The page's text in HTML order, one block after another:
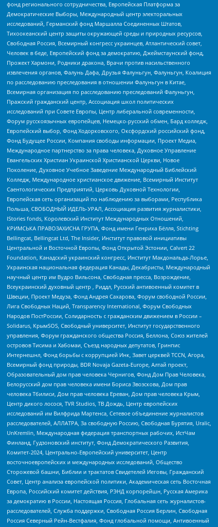
фонд регионального сотрудничества, Европейская Платформа за
Демократические Выборы, Международный центр электоральных
исследований, Германский фонд Маршалла Соединенных Штатов,
Тихоокеанский центр защиты окружающей среды и природных ресурсов,
Свободная Россия, Всемирный конгресс украинцев, Атлантический совет,
Человек в беде, Европейский фонд за демократию, Джеймстаунский фонд,
Прожект Хармони, Родники дракона, Врачи против насильственного
извлечения органов, Фалунь Дафа, Друзья Фалуньгун, Фалуньгун, Коалиция
по расследованию преследования в отношении Фалуньгун в Китае,
Всемирная организация по расследованию преследований Фалуньгун,
Пражский гражданский центр, Ассоциация школ политических
исследований при Совете Европы, Центр либеральной современности,
Форум русскоязычных европейцев, Немецко-русский обмен, Бард колледж,
Европейский выбор, Фонд Ходорковского, Оксфордский российский фонд,
Фонд Будущее России, Компания свободы информации, Проект Медиа,
Международное партнерство за права человека, Духовное Управление
Евангельских Христиан Украинской Христианской Церкви, Новое
Поколение, Духовное Учебное Заведение Международный Библейский
Колледж, Международное христианское движение, Всемирный Институт
Саентологических Предприятий, Церковь Духовной Технологии,
Европейская сеть организаций по наблюдению за выборами, Республика
Польша, СВОБОДНЫЙ ИДЕЛЬ-УРАЛ, Ассоциация развития журналистики,
IStories fonds, Королевский Институт Международных Отношений,
КРИМСЬКА ПРАВОЗАХИСНА ГРУПА, Фонд имени Генриха Бёлля, Stichting
Bellingcat, Bellingcat Ltd, The Insider, Институт правовой инициативы
Центральной и Восточной Европы, Фонд Открытой Эстонии, Calvert 22
Foundation, Канадский украинский конгресс, Институт Макдональда-Лорье,
Украинская национальная федерация Канады, Декабристы, Международный
научный центр им Вудро Вильсона, Свободная пресса, Возрождение,
Всеукраинский духовный центр , Риддл, Русский антивоенный комитет в
Швеции, Проект Медуза, Фонд Андрея Сахарова, Форум свободной России,
Лига Свободных Наций, Transparеncy International, Форум Свободных
Народов ПостРоссии, Солидарность с гражданским движением в России –
Solidarus, КрымSOS, Свободный университет, Институт государственного
управления, Форум гражданского общества Россия, Беллона, Союз жителей
островов Тисима и Хабомаи, Съезд народных депутатов, Гринпис
Интернешнл, Фонд борьбы с коррупцией Инк, Завет церквей TCCN, Агора,
Всемирный фонд природы, BDR Novaja Gazeta-Europe, Алтай проект,
Образовательный дом прав человека Чернигов, Фонд Дом Прав Человека,
Белорусский дом прав человека имени Бориса Звозскова, Дом прав
человека Тбилиси, Дом прав человека Ереван, Дом прав человека Крым,
Центр дикого лосося, TVR Studios, ТВ Дождь, Центр европейских
исследований им Вилфрида Мартенса, Сетевое объединение журналистов
расследователей, АЛЛАТРА, За свободную Россию, Свободная Бурятия, Uralic,
UnKremlin, Международная федерация транспортных рабочих, ИстЧам
Финланд, Гудзоновский институт, Фонд Демократического Развития,
Комитет-2024, Центрально-Европейский университет, Центр
восточноевропейских и международных исследований, Общество
Сторожевой башни, Библии и трактатов Свидетелей Иеговы, Гражданский
Совет, Центр анализа европейской политики, Академическая сеть Восточная
Европа, Российский комитет действия, РЭНД корпорейшн, Русская Америка
за демократию в России, Настоящая Россия, Глобальная сеть журналистов-
расследователей, Служба поддержки, Свободная Россия Берлин, Свободная
Россия Северный Рейн-Вестфалия, Фонд глобальной помощи, Антивоенный